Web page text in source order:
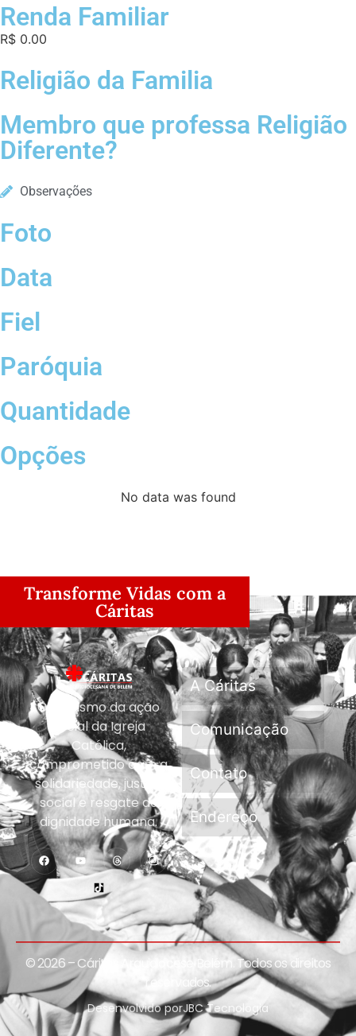
Renda Familiar
R$ 0.00
Religião da Familia
Membro que professa Religião
Diferente?
Observações
Foto
Data
Fiel
Paróquia
Quantidade
Opções
No data was found
Transforme Vidas com a
Cáritas
Organismo da ação
social da Igreja
Católica,
comprometido com a
solidariedade, justiça
social e resgate da
dignidade humana.
A Cáritas
Comunicação
Contato
Endereço
© 2026 – Cáritas Arquidiocese Belém. Todos os direitos
reservados.
Desenvolvido porJBC Tecnologia